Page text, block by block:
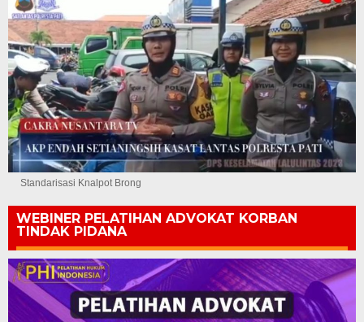
Standarisasi Knalpot Brong
WEBINER PELATIHAN ADVOKAT KORBAN
TINDAK PIDANA